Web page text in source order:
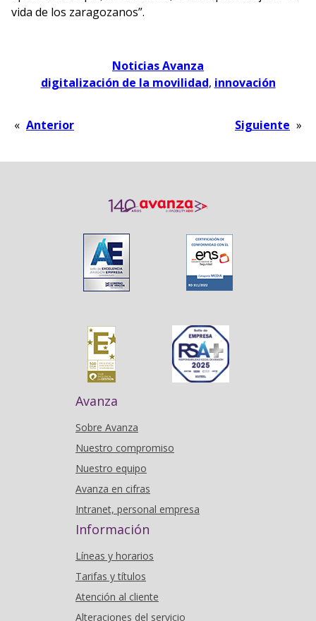
vida de los zaragozanos”.
Noticias Avanza
digitalización de la movilidad, innovación
« Anterior Siguiente »
Avanza
Sobre Avanza
Nuestro compromiso
Nuestro equipo
Avanza en cifras
Intranet, personal empresa
Información
Líneas y horarios
Tarifas y títulos
Atención al cliente
Alteraciones del servicio